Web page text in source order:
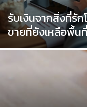
รับเงินจากสิ่งที่รั
ขายที่ยังเหลือพื้น